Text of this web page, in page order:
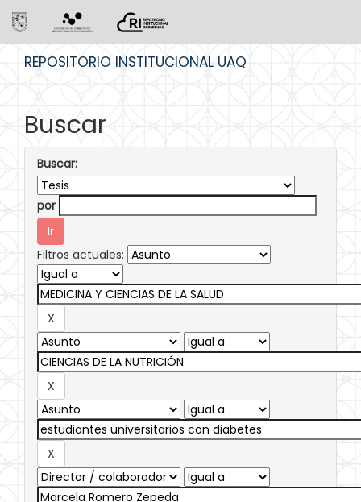
REPOSITORIO INSTITUCIONAL UAQ
Buscar
Buscar:
por
Filtros actuales: